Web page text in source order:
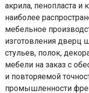
акрила, пенопласта и
наиболее
мебельное
изготовления дверц
стульев, полок,
мебели на заказ с
и повторяемой
промышленности